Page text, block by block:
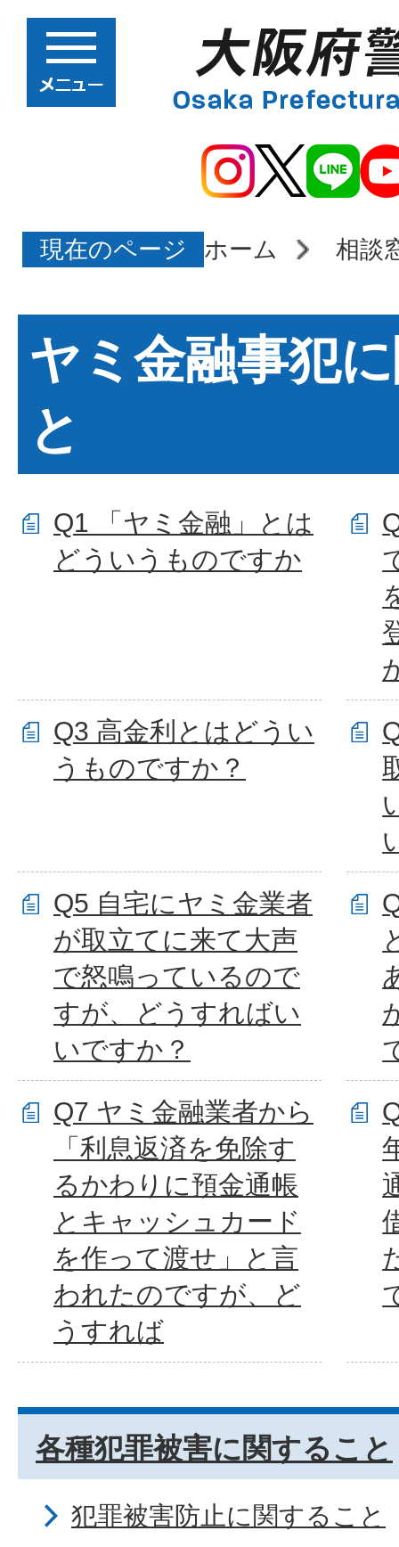
現在のページ ホーム 相談
ヤミ金融事犯
と
Q1 「ヤミ金融」とは
どういうものですか
Q3 高金利とはどうい
うものですか？
Q5 自宅にヤミ金業者
が取立てに来て大声
で怒鳴っているので
すが、どうすればい
いですか？
Q7 ヤミ金融業者から
「利息返済を免除す
るかわりに預金通帳
とキャッシュカード
を作って渡せ」と言
われたのですが、ど
うすれば
各種犯罪被害に関すること
犯罪被害防止に関すること